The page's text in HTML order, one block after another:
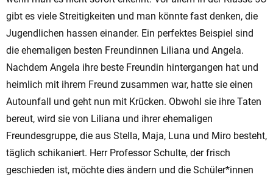
gibt es viele Streitigkeiten und man könnte fast denken, die
Jugendlichen hassen einander. Ein perfektes Beispiel sind
die ehemaligen besten Freundinnen Liliana und Angela.
Nachdem Angela ihre beste Freundin hintergangen hat und
heimlich mit ihrem Freund zusammen war, hatte sie einen
Autounfall und geht nun mit Krücken. Obwohl sie ihre Taten
bereut, wird sie von Liliana und ihrer ehemaligen
Freundesgruppe, die aus Stella, Maja, Luna und Miro besteht,
täglich schikaniert. Herr Professor Schulte, der frisch
geschieden ist, möchte dies ändern und die Schüler*innen